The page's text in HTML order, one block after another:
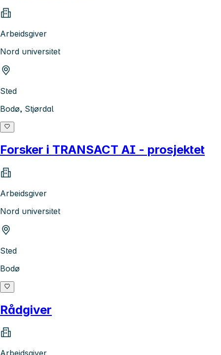
Arbeidsgiver
Nord universitet
Sted
Bodø, Stjørdal
Forsker i TRANSACT AI - prosjektet
Arbeidsgiver
Nord universitet
Sted
Bodø
Rådgiver